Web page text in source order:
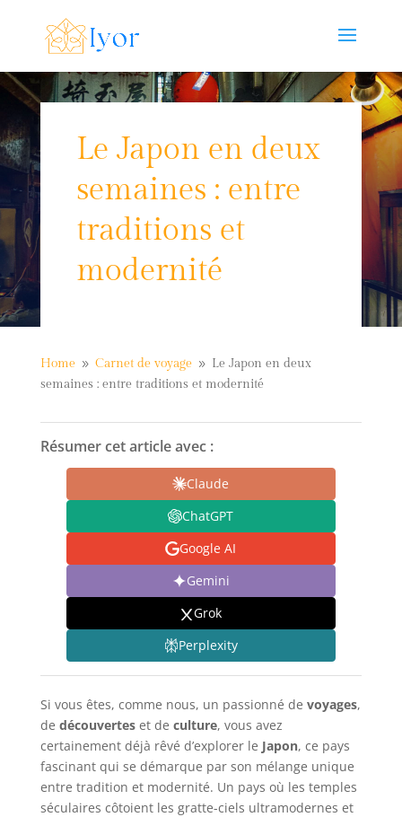
Le Japon en deux
semaines : entre
traditions et
modernité
Home 9 Carnet de voyage 9 Le Japon en deux
semaines : entre traditions et modernité
Résumer cet article avec :
Claude
ChatGPT
Google AI
Gemini
Grok
Perplexity
Si vous êtes, comme nous, un passionné de voyages,
de découverteset de culture, vous avez
certainement déjà rêvé d’explorer le Japon, ce pays
fascinant qui se démarque par son mélange unique
entre tradition et modernité. Un pays où les temples
séculaires côtoient les gratte-ciels ultramodernes et